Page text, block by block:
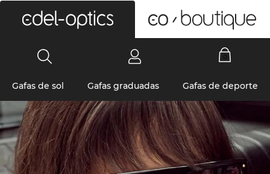
Gafas de sol Gafas graduadas Gafas de deporte